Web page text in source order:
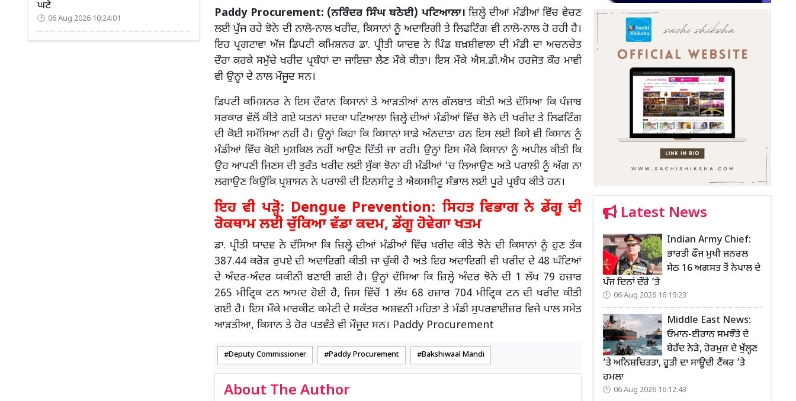
ਘਟੇ
06 Aug 2026 10:24:01
Paddy Procurement: (ਨਰਿੰਦਰ ਸਿੰਘ ਬਠੋਈ) ਪਟਿਆਲਾ। ਜ਼ਿਲ੍ਹੇ ਦੀਆਂ ਮੰਡੀਆਂ ਵਿੱਚ ਵੇਚਣ
ਲਈ ਪੁੱਜ ਰਹੇ ਝੋਨੇ ਦੀ ਨਾਲੋ-ਨਾਲ ਖਰੀਦ, ਕਿਸਾਨਾਂ ਨੂੰ ਅਦਾਇਗੀ ਤੇ ਲਿਫਟਿੰਗ ਵੀ ਨਾਲੋ-ਨਾਲ ਹੋ ਰਹੀ ਹੈ।
ਇਹ ਪ੍ਰਗਟਾਵਾ ਅੱਜ ਡਿਪਟੀ ਕਮਿਸ਼ਨਰ ਡਾ. ਪ੍ਰੀਤੀ ਯਾਦਵ ਨੇ ਪਿੰਡ ਬਖ਼ਸ਼ੀਵਾਲਾ ਦੀ ਮੰਡੀ ਦਾ ਅਚਨਚੇਤ
ਦੌਰਾ ਕਰਕੇ ਸਮੁੱਚੇ ਖਰੀਦ ਪ੍ਰਬੰਧਾਂ ਦਾ ਜਾਇਜ਼ਾ ਲੈਣ ਮੌਕੇ ਕੀਤਾ। ਇਸ ਮੌਕੇ ਐਸ.ਡੀ.ਐਮ ਹਰਜੋਤ ਕੌਰ ਮਾਵੀ
ਵੀ ਉਨ੍ਹਾਂ ਦੇ ਨਾਲ ਮੌਜੂਦ ਸਨ।
ਡਿਪਟੀ ਕਮਿਸ਼ਨਰ ਨੇ ਇਸ ਦੌਰਾਨ ਕਿਸਾਨਾਂ ਤੇ ਆੜਤੀਆਂ ਨਾਲ ਗੱਲਬਾਤ ਕੀਤੀ ਅਤੇ ਦੱਸਿਆ ਕਿ ਪੰਜਾਬ
ਸਰਕਾਰ ਵੱਲੋਂ ਕੀਤੇ ਗਏ ਯਤਨਾਂ ਸਦਕਾ ਪਟਿਆਲਾ ਜ਼ਿਲ੍ਹੇ ਦੀਆਂ ਮੰਡੀਆਂ ਵਿੱਚ ਝੋਨੇ ਦੀ ਖਰੀਦ ਤੇ ਲਿਫਟਿੰਗ
ਦੀ ਕੋਈ ਸਮੱਸਿਆ ਨਹੀਂ ਹੈ। ਉਨ੍ਹਾਂ ਕਿਹਾ ਕਿ ਕਿਸਾਨਾਂ ਸਾਡੇ ਅੰਨਦਾਤਾ ਹਨ ਇਸ ਲਈ ਕਿਸੇ ਵੀ ਕਿਸਾਨ ਨੂੰ
ਮੰਡੀਆਂ ਵਿੱਚ ਕੋਈ ਮੁਸ਼ਕਿਲ ਨਹੀਂ ਆਉਣ ਦਿੱਤੀ ਜਾ ਰਹੀ। ਉਨ੍ਹਾਂ ਇਸ ਮੌਕੇ ਕਿਸਾਨਾਂ ਨੂੰ ਅਪੀਲ ਕੀਤੀ ਕਿ
ਉਹ ਆਪਣੀ ਜਿਣਸ ਦੀ ਤੁਰੰਤ ਖਰੀਦ ਲਈ ਸੁੱਕਾ ਝੋਨਾ ਹੀ ਮੰਡੀਆਂ ’ਚ ਲਿਆਉਣ ਅਤੇ ਪਰਾਲੀ ਨੂੰ ਅੱਗ ਨਾ
ਲਗਾਉਣ ਕਿਉਂਕਿ ਪ੍ਰਸ਼ਾਸਨ ਨੇ ਪਰਾਲੀ ਦੀ ਇਨਸੀਟੂ ਤੇ ਐਕਸਸੀਟੂ ਸੰਭਾਲ ਲਈ ਪੂਰੇ ਪ੍ਰਬੰਧ ਕੀਤੇ ਹਨ।
ਇਹ ਵੀ ਪੜ੍ਹੋ: Dengue Prevention: ਸਿਹਤ ਵਿਭਾਗ ਨੇ ਡੇਂਗੂ ਦੀ
ਰੋਕਥਾਮ ਲਈ ਚੁੱਕਿਆ ਵੱਡਾ ਕਦਮ, ਡੇਂਗੂ ਹੋਵੇਗਾ ਖਤਮ
ਡਾ. ਪ੍ਰੀਤੀ ਯਾਦਵ ਨੇ ਦੱਸਿਆ ਕਿ ਜ਼ਿਲ੍ਹੇ ਦੀਆਂ ਮੰਡੀਆਂ ਵਿੱਚ ਖਰੀਦ ਕੀਤੇ ਝੋਨੇ ਦੀ ਕਿਸਾਨਾਂ ਨੂੰ ਹੁਣ ਤੱਕ
387.44 ਕਰੋੜ ਰੁਪਏ ਦੀ ਅਦਾਇਗੀ ਕੀਤੀ ਜਾ ਚੁੱਕੀ ਹੈ ਅਤੇ ਇਹ ਅਦਾਇਗੀ ਵੀ ਖਰੀਦ ਦੇ 48 ਘੰਟਿਆਂ
ਦੇ ਅੰਦਰ-ਅੰਦਰ ਯਕੀਨੀ ਬਣਾਈ ਗਈ ਹੈ। ਉਨ੍ਹਾਂ ਦੱਸਿਆ ਕਿ ਜ਼ਿਲ੍ਹੇ ਅੰਦਰ ਝੋਨੇ ਦੀ 1 ਲੱਖ 79 ਹਜ਼ਾਰ
265 ਮੀਟ੍ਰਿਕ ਟਨ ਆਮਦ ਹੋਈ ਹੈ, ਜਿਸ ਵਿੱਚੋਂ 1 ਲੱਖ 68 ਹਜ਼ਾਰ 704 ਮੀਟ੍ਰਿਕ ਟਨ ਦੀ ਖਰੀਦ ਕੀਤੀ
ਗਈ ਹੈ। ਇਸ ਮੌਕੇ ਮਾਰਕੀਟ ਕਮੇਟੀ ਦੇ ਸਕੱਤਰ ਅਸ਼ਵਨੀ ਮਹਿਤਾ ਤੇ ਮੰਡੀ ਸੁਪਰਵਾਈਜ਼ਰ ਵਿਜੇ ਪਾਲ ਸਮੇਤ
ਆੜਤੀਆ, ਕਿਸਾਨ ਤੇ ਹੋਰ ਪਤਵੰਤੇ ਵੀ ਮੌਜੂਦ ਸਨ। Paddy Procurement
Deputy Commissioner Paddy Procurement Bakshiwaal Mandi
About The Author
Latest News
Indian Army Chief:
ਭਾਰਤੀ ਫੌਜ ਮੁਖੀ ਜਨਰਲ
ਸੇਠ 16 ਅਗਸਤ ਤੋਂ ਨੇਪਾਲ ਦੇ
ਪੰਜ ਦਿਨਾਂ ਦੌਰੇ ’ਤੇ
06 Aug 2026 16:19:23
Middle East News:
ਓਮਾਨ-ਈਰਾਨ ਸਮਝੌਤੇ ਦੇ
ਬੇਹੱਦ ਨੇੜੇ, ਹੋਰਮੁਜ਼ ਦੇ ਖੁੱਲ੍ਹਣ
’ਤੇ ਅਨਿਸ਼ਚਿਤਤਾ, ਹੂਤੀ ਦਾ ਸਾਊਦੀ ਟੈਂਕਰ ’ਤੇ
ਹਮਲਾ
06 Aug 2026 16:12:43